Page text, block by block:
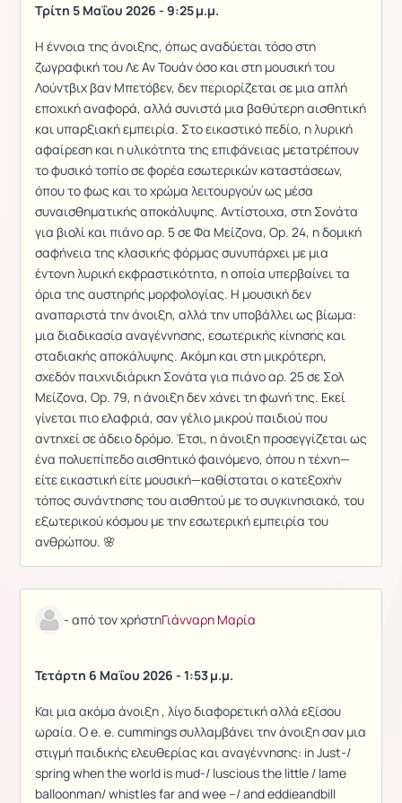
Τρίτη 5 Μαΐου 2026 - 9:25 μ.μ.
Η έννοια της άνοιξης, όπως αναδύεται τόσο στη
ζωγραφική του Λε Αν Τουάν όσο και στη μουσική του
Λούντβιχ βαν Μπετόβεν, δεν περιορίζεται σε μια απλή
εποχική αναφορά, αλλά συνιστά μια βαθύτερη αισθητική
και υπαρξιακή εμπειρία. Στο εικαστικό πεδίο, η λυρική
αφαίρεση και η υλικότητα της επιφάνειας μετατρέπουν
το φυσικό τοπίο σε φορέα εσωτερικών καταστάσεων,
όπου το φως και το χρώμα λειτουργούν ως μέσα
συναισθηματικής αποκάλυψης. Αντίστοιχα, στη Σονάτα
για βιολί και πιάνο αρ. 5 σε Φα Μείζονα, Op. 24, η δομική
σαφήνεια της κλασικής φόρμας συνυπάρχει με μια
έντονη λυρική εκφραστικότητα, η οποία υπερβαίνει τα
όρια της αυστηρής μορφολογίας. Η μουσική δεν
αναπαριστά την άνοιξη, αλλά την υποβάλλει ως βίωμα:
μια διαδικασία αναγέννησης, εσωτερικής κίνησης και
σταδιακής αποκάλυψης. Ακόμη και στη μικρότερη,
σχεδόν παιχνιδιάρικη Σονάτα για πιάνο αρ. 25 σε Σολ
Μείζονα, Op. 79, η άνοιξη δεν χάνει τη φωνή της. Εκεί
γίνεται πιο ελαφριά, σαν γέλιο μικρού παιδιού που
αντηχεί σε άδειο δρόμο. Έτσι, η άνοιξη προσεγγίζεται ως
ένα πολυεπίπεδο αισθητικό φαινόμενο, όπου η τέχνη—
είτε εικαστική είτε μουσική—καθίσταται ο κατεξοχήν
τόπος συνάντησης του αισθητού με το συγκινησιακό, του
εξωτερικού κόσμου με την εσωτερική εμπειρία του
ανθρώπου. 🌸
- από τον χρήστηΓιάνναρη Μαρία
Τετάρτη 6 Μαΐου 2026 - 1:53 μ.μ.
Και μια ακόμα άνοιξη , λίγο διαφορετική αλλά εξίσου
ωραία. Ο e. e. cummings συλλαμβάνει την άνοιξη σαν μια
στιγμή παιδικής ελευθερίας και αναγέννησης: in Just-/
spring when the world is mud-/ luscious the little / lame
balloonman/ whistles far and wee --/ and eddieandbill